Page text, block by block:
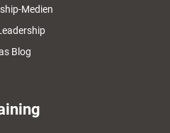
Medien
Blog